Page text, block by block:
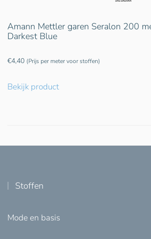
Amann Mettler garen Seralon 200
Darkest Blue
€4,40 (Prijs per meter voor stoffen)
Bekijk product
Stoffen
Mode en basis